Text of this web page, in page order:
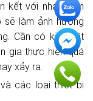
kết với nhau, dẫn
làm ảnh hưởng
Cần có kỹ thuật
gia thực hiện quá
xảy ra.
các loại thiết bị